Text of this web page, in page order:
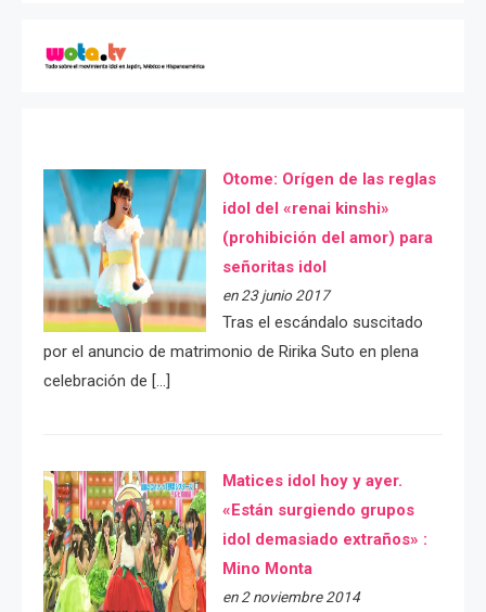
Otome: Orígen de las reglas
idol del «renai kinshi»
(prohibición del amor) para
señoritas idol
en 23 junio 2017
Tras el escándalo suscitado
por el anuncio de matrimonio de Ririka Suto en plena
celebración de […]
Matices idol hoy y ayer.
«Están surgiendo grupos
idol demasiado extraños» :
Mino Monta
en 2 noviembre 2014